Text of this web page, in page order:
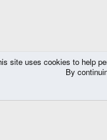
- News
site uses cookies to help
By